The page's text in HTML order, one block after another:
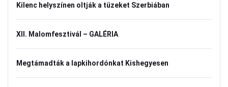
Kilenc helyszínen oltják a tüzeket Szerbiában
XII. Malomfesztivál – GALÉRIA
Megtámadták a lapkihordónkat Kishegyesen